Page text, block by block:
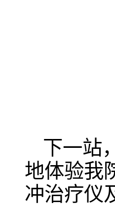
下一站
地体验我
冲治疗仪